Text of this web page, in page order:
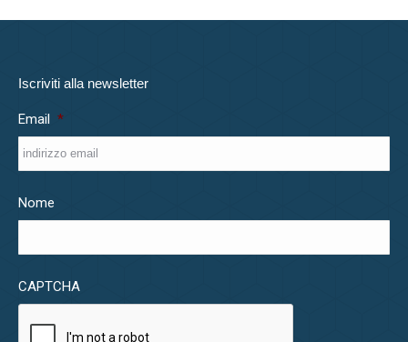
Iscriviti alla newsletter
Email *
Nome
CAPTCHA